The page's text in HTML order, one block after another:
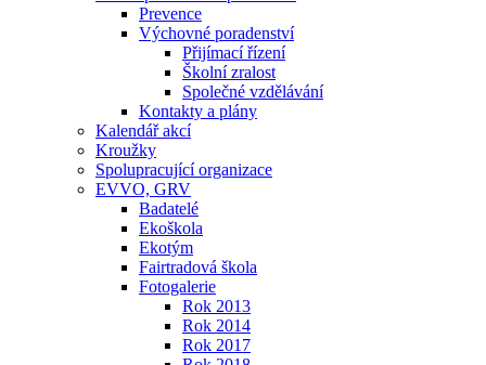
Prevence
Výchovné poradenství
Přijímací řízení
Školní zralost
Společné vzdělávání
Kontakty a plány
Kalendář akcí
Kroužky
Spolupracující organizace
EVVO, GRV
Badatelé
Ekoškola
Ekotým
Fairtradová škola
Fotogalerie
Rok 2013
Rok 2014
Rok 2017